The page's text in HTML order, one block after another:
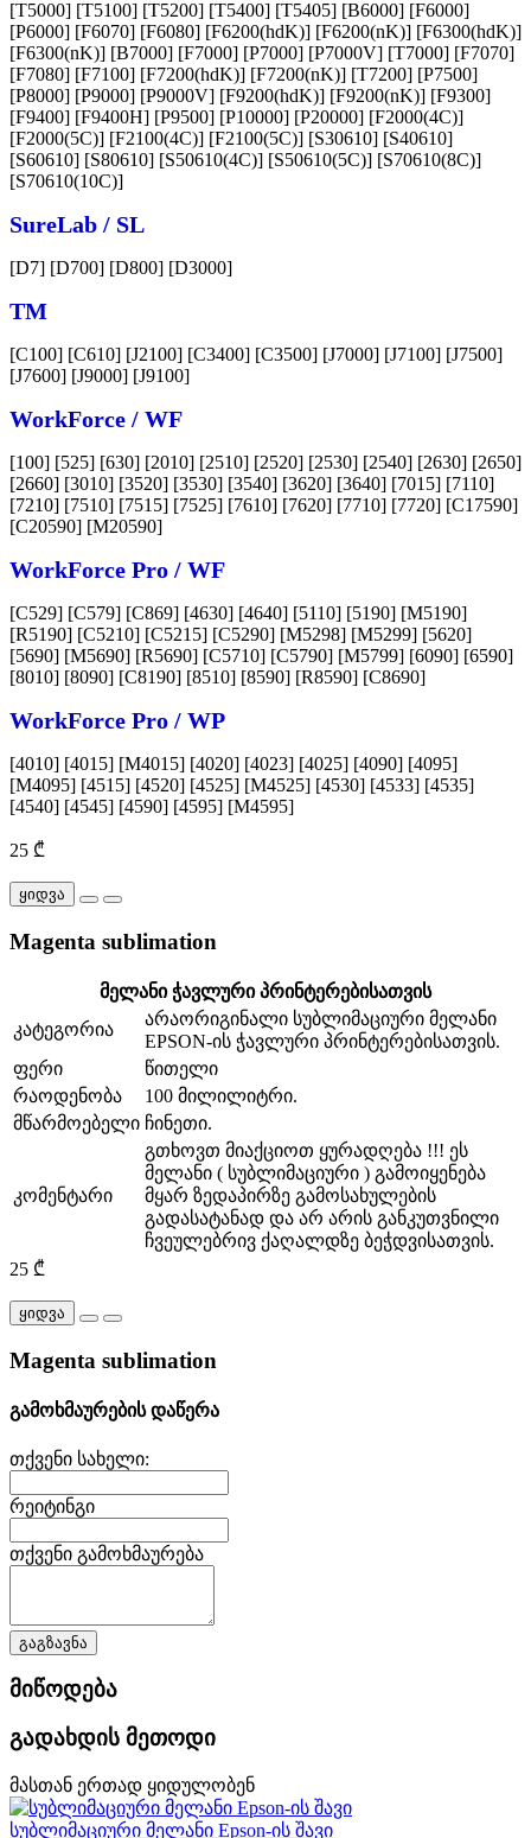
[T5000] [T5100] [T5200] [T5400] [T5405] [B6000] [F6000]
[P6000] [F6070] [F6080] [F6200(hdK)] [F6200(nK)] [F6300(hdK)]
[F6300(nK)] [B7000] [F7000] [P7000] [P7000V] [T7000] [F7070]
[F7080] [F7100] [F7200(hdK)] [F7200(nK)] [T7200] [P7500]
[P8000] [P9000] [P9000V] [F9200(hdK)] [F9200(nK)] [F9300]
[F9400] [F9400H] [P9500] [P10000] [P20000] [F2000(4C)]
[F2000(5C)] [F2100(4C)] [F2100(5C)] [S30610] [S40610]
[S60610] [S80610] [S50610(4C)] [S50610(5C)] [S70610(8C)]
[S70610(10C)]
SureLab / SL
[D7] [D700] [D800] [D3000]
TM
[C100] [C610] [J2100] [C3400] [C3500] [J7000] [J7100] [J7500]
[J7600] [J9000] [J9100]
WorkForce / WF
[100] [525] [630] [2010] [2510] [2520] [2530] [2540] [2630] [2650]
[2660] [3010] [3520] [3530] [3540] [3620] [3640] [7015] [7110]
[7210] [7510] [7515] [7525] [7610] [7620] [7710] [7720] [C17590]
[C20590] [M20590]
WorkForce Pro / WF
[C529] [C579] [C869] [4630] [4640] [5110] [5190] [M5190]
[R5190] [C5210] [C5215] [C5290] [M5298] [M5299] [5620]
[5690] [M5690] [R5690] [C5710] [C5790] [M5799] [6090] [6590]
[8010] [8090] [C8190] [8510] [8590] [R8590] [C8690]
WorkForce Pro / WP
[4010] [4015] [M4015] [4020] [4023] [4025] [4090] [4095]
[M4095] [4515] [4520] [4525] [M4525] [4530] [4533] [4535]
[4540] [4545] [4590] [4595] [M4595]
25 ₾
ყიდვა
Magenta sublimation
მელანი ჭავლური პრინტერებისათვის
კატეგორია
არაორიგინალი სუბლიმაციური მელანი
EPSON-ის ჭავლური პრინტერებისათვის.
ფერი
წითელი
რაოდენობა
100 მილილიტრი.
მწარმოებელი ჩინეთი.
კომენტარი
გთხოვთ მიაქციოთ ყურადღება !!! ეს
მელანი ( სუბლიმაციური ) გამოიყენება
მყარ ზედაპირზე გამოსახულების
გადასატანად და არ არის განკუთვნილი
ჩვეულებრივ ქაღალდზე ბეჭდვისათვის.
25 ₾
ყიდვა
Magenta sublimation
გამოხმაურების დაწერა
თქვენი სახელი:
რეიტინგი
თქვენი გამოხმაურება
გაგზავნა
მიწოდება
გადახდის მეთოდი
მასთან ერთად ყიდულობენ
სუბლიმაციური მელანი Epson-ის შავი